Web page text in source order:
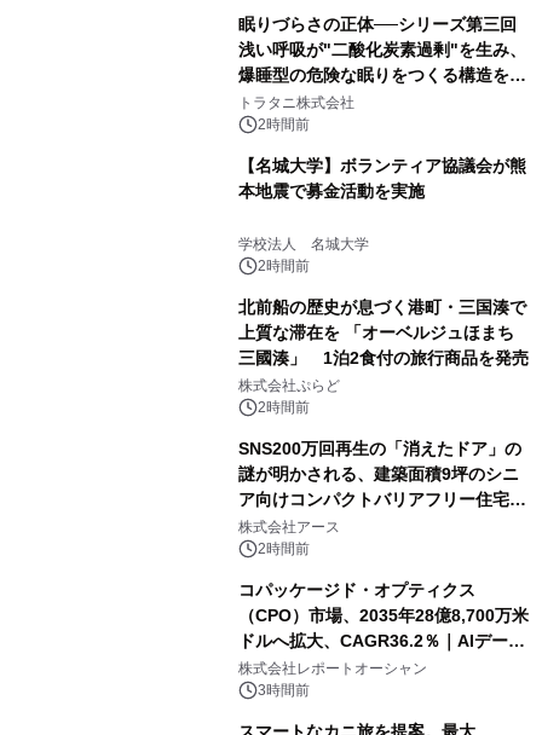
眠りづらさの正体──シリーズ第三回
浅い呼吸が"二酸化炭素過剰"を生み、
爆睡型の危険な眠りをつくる構造を解
説
トラタニ株式会社
2時間前
【名城大学】ボランティア協議会が熊
本地震で募金活動を実施
学校法人 名城大学
2時間前
北前船の歴史が息づく港町・三国湊で
上質な滞在を 「オーベルジュほまち
三國湊」 1泊2食付の旅行商品を発売
株式会社ぷらど
2時間前
SNS200万回再生の「消えたドア」の
謎が明かされる、建築面積9坪のシニ
ア向けコンパクトバリアフリー住宅が
誕生
株式会社アース
2時間前
コパッケージド・オプティクス
（CPO）市場、2035年28億8,700万米
ドルへ拡大、CAGR36.2％｜AIデータ
センター・高速光通信需要が成長を加
速
株式会社レポートオーシャン
3時間前